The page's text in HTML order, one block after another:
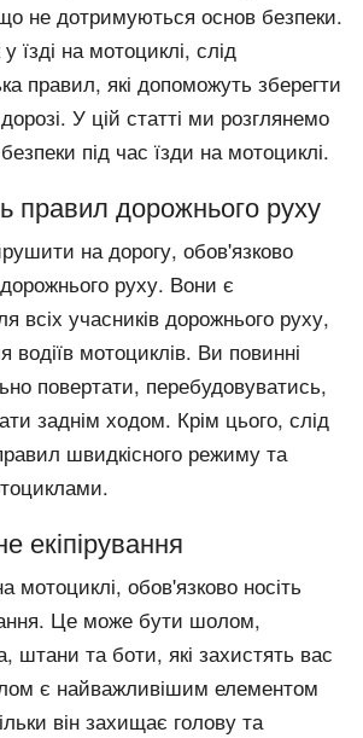
не дотримуються основ безпеки.
їзді на мотоциклі, слід
правил, які допоможуть зберегти
У цій статті ми розглянемо
під час їзди на мотоциклі.
правил дорожнього руху
на дорогу, обов'язково
руху. Вони є
всіх учасників дорожнього руху,
водіїв мотоциклів. Ви повинні
повертати, перебудовуватись,
заднім ходом. Крім цього, слід
швидкісного режиму та
екіпірування
мотоциклі, обов'язково носіть
Це може бути шолом,
штани та боти, які захистять вас
є найважливішим елементом
він захищає голову та